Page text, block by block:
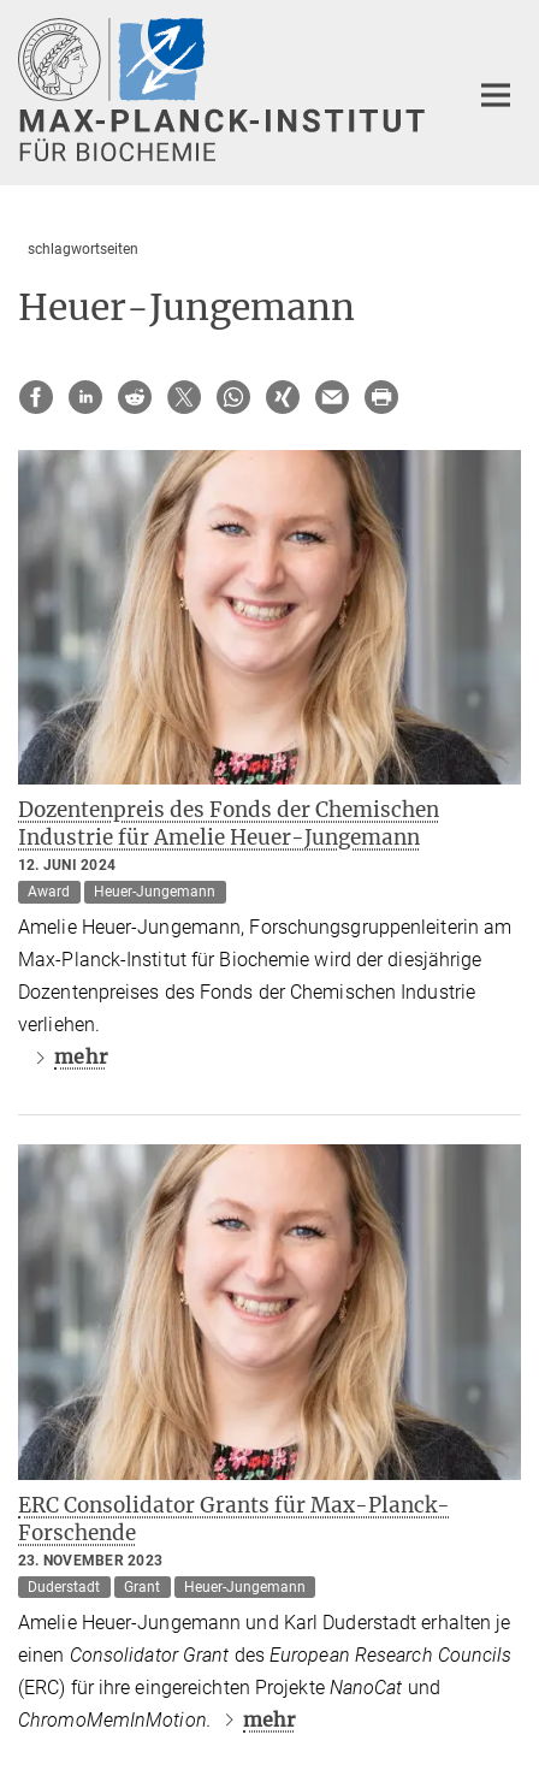
Hauptinhalt
schlagwortseiten
Heuer-Jungemann
Dozentenpreis des Fonds der Chemischen
Industrie für Amelie Heuer-Jungemann
12. JUNI 2024
Award
Heuer-Jungemann
Amelie Heuer-Jungemann, Forschungsgruppenleiterin am
Max-Planck-Institut für Biochemie wird der diesjährige
Dozentenpreises des Fonds der Chemischen Industrie
verliehen.
mehr
ERC Consolidator Grants für Max-Planck-
Forschende
23. NOVEMBER 2023
Duderstadt
Grant Heuer-Jungemann
Amelie Heuer-Jungemann und Karl Duderstadt erhalten je
einen Consolidator Grant des European Research Councils
(ERC) für ihre eingereichten Projekte NanoCat und
ChromoMemInMotion.
mehr